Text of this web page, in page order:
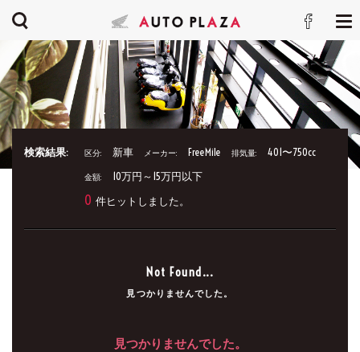
検索結果: 区分: 新車 メーカー: FreeMile 排気量: 401〜750cc
金額: 10万円～15万円以下
0 件ヒットしました。
Not Found...
見つかりませんでした。
見つかりませんでした。